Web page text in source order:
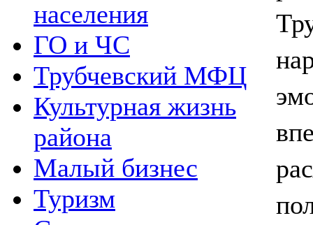
населения
ГО и ЧС
Трубчевский МФЦ
Культурная жизнь
района
Малый бизнес
Туризм